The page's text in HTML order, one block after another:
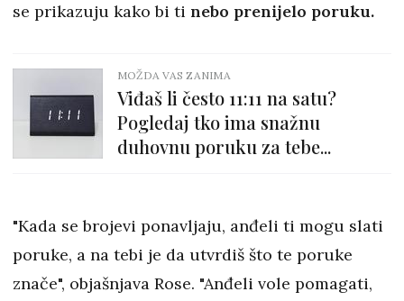
se prikazuju kako bi ti nebo prenijelo poruku.
MOŽDA VAS ZANIMA
Viđaš li često 11:11 na satu?
Pogledaj tko ima snažnu
duhovnu poruku za tebe...
"Kada se brojevi ponavljaju, anđeli ti mogu slati
poruke, a na tebi je da utvrdiš što te poruke
znače", objašnjava Rose. "Anđeli vole pomagati,